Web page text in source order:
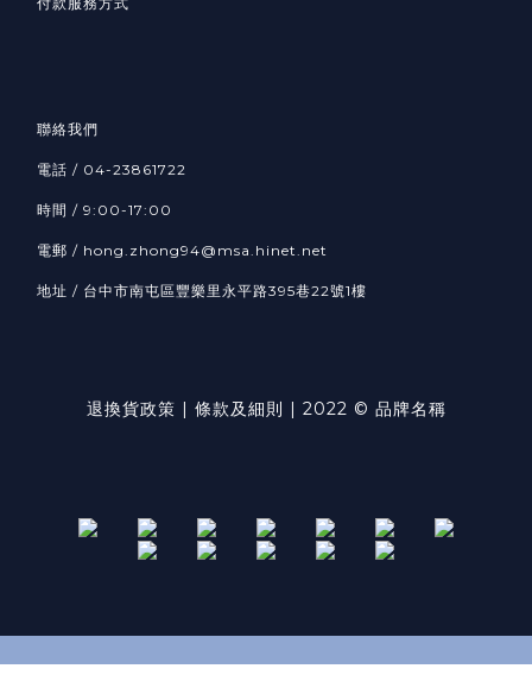
聯絡我們
電話 / 04-23861722
時間 / 9:00-17:00
電郵 / hong.zhong94@msa.hinet.net
地址 / 台中市南屯區豐樂里永平路395巷22號1樓
退換貨政策 | 條款及細則 | 2022 © 品牌名稱